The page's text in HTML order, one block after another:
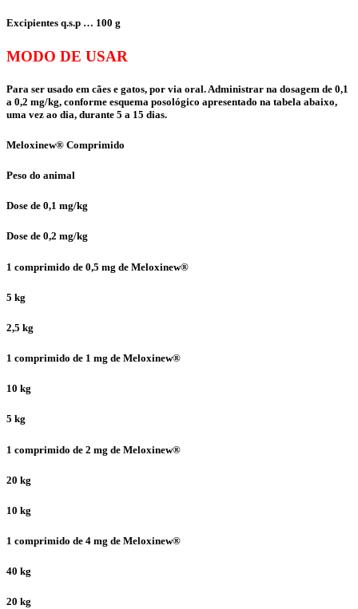
Excipientes q.s.p … 100 g
MODO DE USAR
Para ser usado em cães e gatos, por via oral. Administrar na dosagem de 0,1
a 0,2 mg/kg, conforme esquema posológico apresentado na tabela abaixo,
uma vez ao dia, durante 5 a 15 dias.
Meloxinew® Comprimido
Peso do animal
Dose de 0,1 mg/kg
Dose de 0,2 mg/kg
1 comprimido de 0,5 mg de Meloxinew®
5 kg
2,5 kg
1 comprimido de 1 mg de Meloxinew®
10 kg
5 kg
1 comprimido de 2 mg de Meloxinew®
20 kg
10 kg
1 comprimido de 4 mg de Meloxinew®
40 kg
20 kg